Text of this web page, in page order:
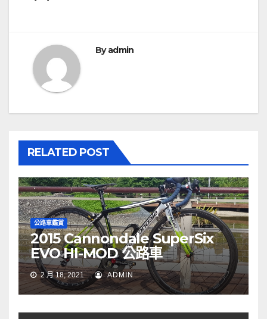
章
覽
Byadmin
RELATED POST
公路車鑑賞
2015 Cannondale SuperSix
EVO HI-MOD 公路車
2 月 18, 2021 ADMIN